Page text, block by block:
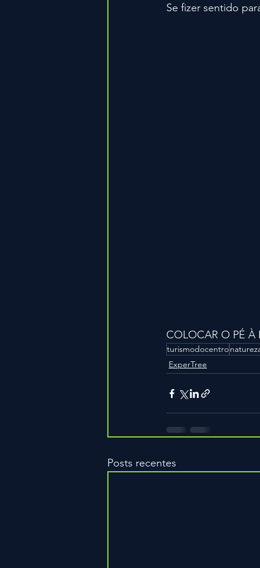
Se fizer sentido
COLOCAR O PÉ À
turismodocentro
ExperTree
Posts recentes